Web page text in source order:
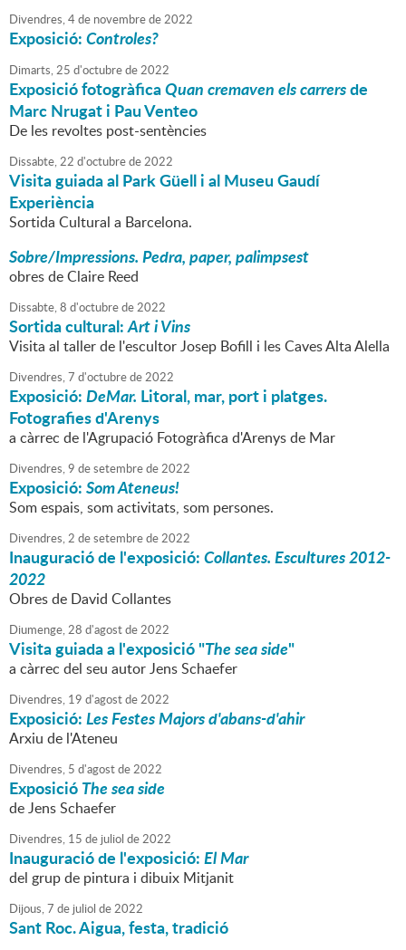
Divendres,4de novembrede2022
Exposició:Controles?
Dimarts,25 d'octubrede2022
Exposició fotogràficaQuan cremaven els carrersde
Marc Nrugat i Pau Venteo
De les revoltes post-sentències
Dissabte,22 d'octubrede2022
Visita guiada al Park Güell i al Museu Gaudí
Experiència
Sortida Cultural a Barcelona.
Sobre/Impressions. Pedra, paper, palimpsest
obres de Claire Reed
Dissabte,8 d'octubrede2022
Sortida cultural:Art i Vins
Visita al taller de l'escultor Josep Bofill i les Caves Alta Alella
Divendres,7 d'octubrede2022
Exposició:DeMar. Litoral, mar, port i platges.
Fotografies d'Arenys
a càrrec de l'Agrupació Fotogràfica d'Arenys de Mar
Divendres,9 desetembrede2022
Exposició:Som Ateneus!
Som espais, som activitats, som persones.
Divendres,2 desetembrede2022
Inauguració de l'exposició:Collantes. Escultures 2012-
2022
Obres de David Collantes
Diumenge,28 d'agostde2022
Visita guiada a l'exposició "The sea side"
a càrrec del seu autor Jens Schaefer
Divendres, 19 d'agostde2022
Exposició:Les Festes Majors d'abans-d'ahir
Arxiu de l'Ateneu
Divendres, 5 d'agostde2022
ExposicióThe sea side
de Jens Schaefer
Divendres, 15 de juliol de2022
Inauguració de l'exposició:El Mar
del grup de pintura i dibuix Mitjanit
Dijous,7 de juliol de2022
Sant Roc. Aigua, festa, tradició